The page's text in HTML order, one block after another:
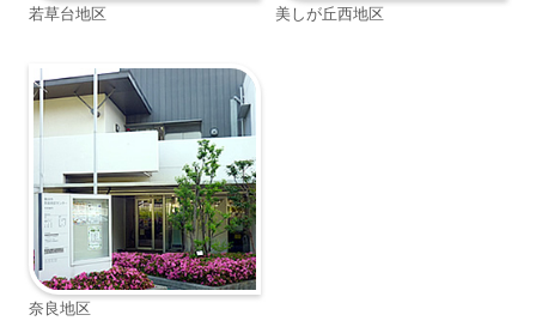
若草台地区 美しが丘西地区
奈良地区